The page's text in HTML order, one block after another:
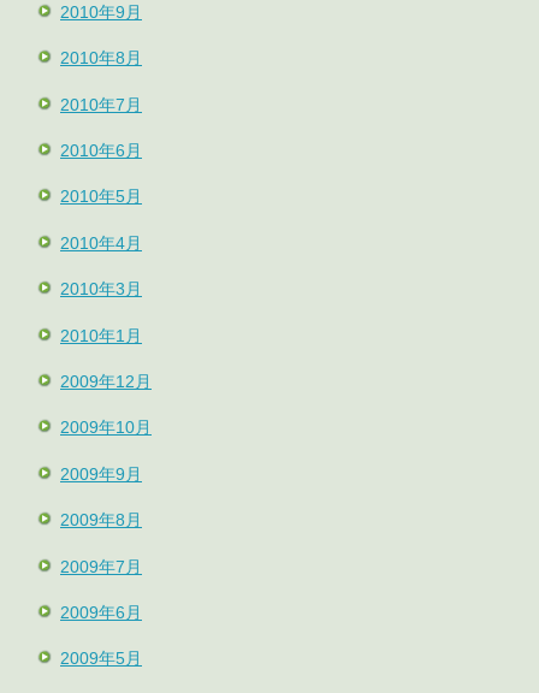
2010年9月
2010年8月
2010年7月
2010年6月
2010年5月
2010年4月
2010年3月
2010年1月
2009年12月
2009年10月
2009年9月
2009年8月
2009年7月
2009年6月
2009年5月